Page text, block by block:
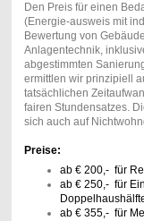
Den Preis für einen
(Energie-ausweis mit
Bewertung von
Anlagentechnik,
abgestimmten
ermittlen wir prinzipiell
tatsächlichen
fairen Stundensatzes.
sich auch auf
Preise:
ab € 200,- für
ab € 250,- für
ab € 355,- für